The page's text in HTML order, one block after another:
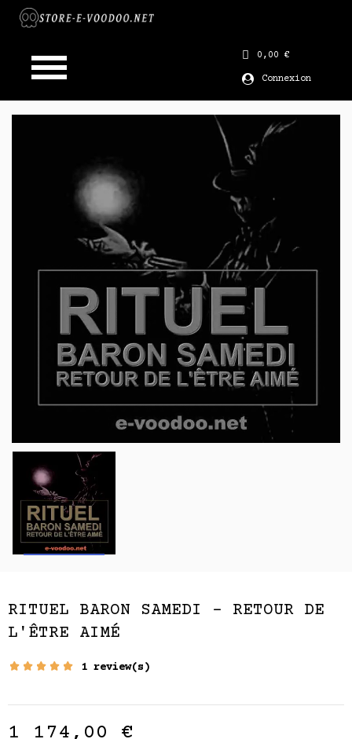
0,00 €
Connexion
RITUEL BARON SAMEDI - RETOUR DE
L'ÊTRE AIMÉ
1 review(s)
1 174,00 €